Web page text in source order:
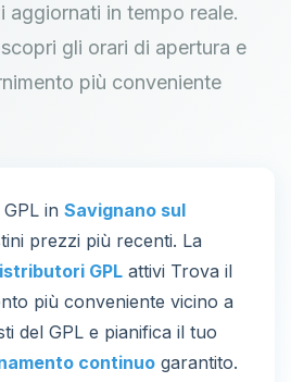
aggiornati in tempo reale.
gli orari di apertura e
più conveniente
in Savignano sul
prezzi più recenti. La
GPL attivi Trova il
più conveniente vicino a
del GPL e pianifica il tuo
continuo garantito.